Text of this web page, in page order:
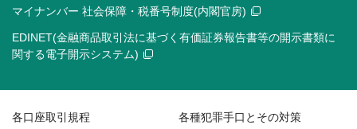
マイナンバー 社会保障・税番号制度(内閣官房)
EDINET(金融商品取引法に基づく有価証券報告書等の開示書類に
関する電子開示システム)
各口座取引規程 各種犯罪手口とその対策